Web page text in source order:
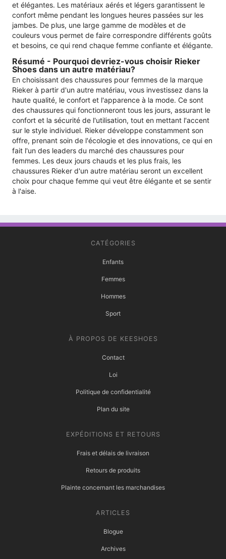
et élégantes. Les matériaux aérés et légers garantissent le
confort même pendant les longues heures passées sur les
jambes. De plus, une large gamme de modèles et de
couleurs vous permet de faire correspondre différents goûts
et besoins, ce qui rend chaque femme confiante et élégante.
Résumé - Pourquoi devriez-vous choisir Rieker
Shoes dans un autre matériau?
En choisissant des chaussures pour femmes de la marque
Rieker à partir d'un autre matériau, vous investissez dans la
haute qualité, le confort et l'apparence à la mode. Ce sont
des chaussures qui fonctionneront tous les jours, assurant le
confort et la sécurité de l'utilisation, tout en mettant l'accent
sur le style individuel. Rieker développe constamment son
offre, prenant soin de l'écologie et des innovations, ce qui en
fait l'un des leaders du marché des chaussures pour
femmes. Les deux jours chauds et les plus frais, les
chaussures Rieker d'un autre matériau seront un excellent
choix pour chaque femme qui veut être élégante et se sentir
à l'aise.
CATÉGORIES
Enfants
Femmes
Hommes
Sport
À PROPOS DE KEESHOES
Contact
Loi
Politique de confidentialité
Plan du site
EXPÉDITIONS ET RETOURS
Frais et délais de livraison
Retours de produits
Plainte concernant les marchandises
ARTICLES
Blogue
Archives